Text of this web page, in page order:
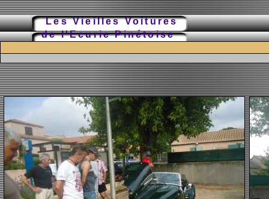
Les Vieilles Voitures
de l'Ecurie Pinétoise